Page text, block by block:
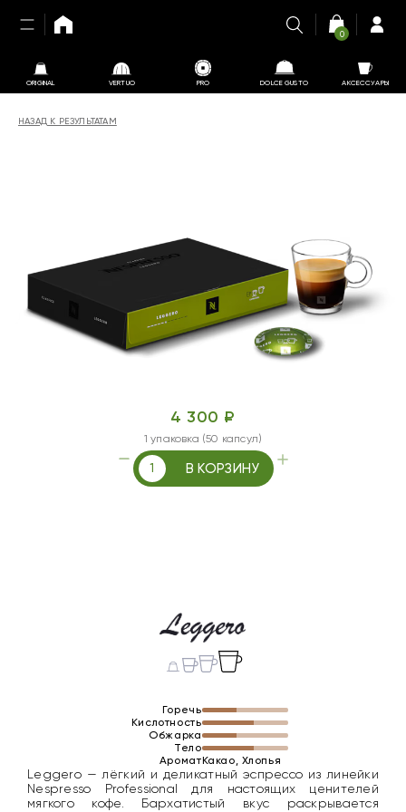
ORIGINAL VERTUO PRO DOLCE GUSTO АКСЕССУАРЫ
0
НАЗАД К РЕЗУЛЬТАТАМ
4 300 ₽
1 упаковка (50 капсул)
В КОРЗИНУ
Горечь
Кислотность
Обжарка
Тело
АроматКакао, Хлопья
Leggero — лёгкий и деликатный эспрессо из линейки
Nespresso Professional для настоящих ценителей
мягкого кофе. Бархатистый вкус раскрывается